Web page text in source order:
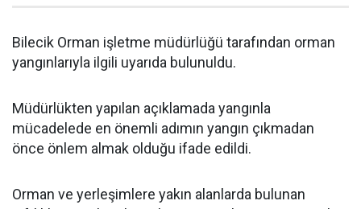
Bilecik Orman işletme müdürlüğü tarafından orman
yangınlarıyla ilgili uyarıda bulunuldu.
Müdürlükten yapılan açıklamada yangınla
mücadelede en önemli adımın yangın çıkmadan
önce önlem almak olduğu ifade edildi.
Orman ve yerleşimlere yakın alanlarda bulunan